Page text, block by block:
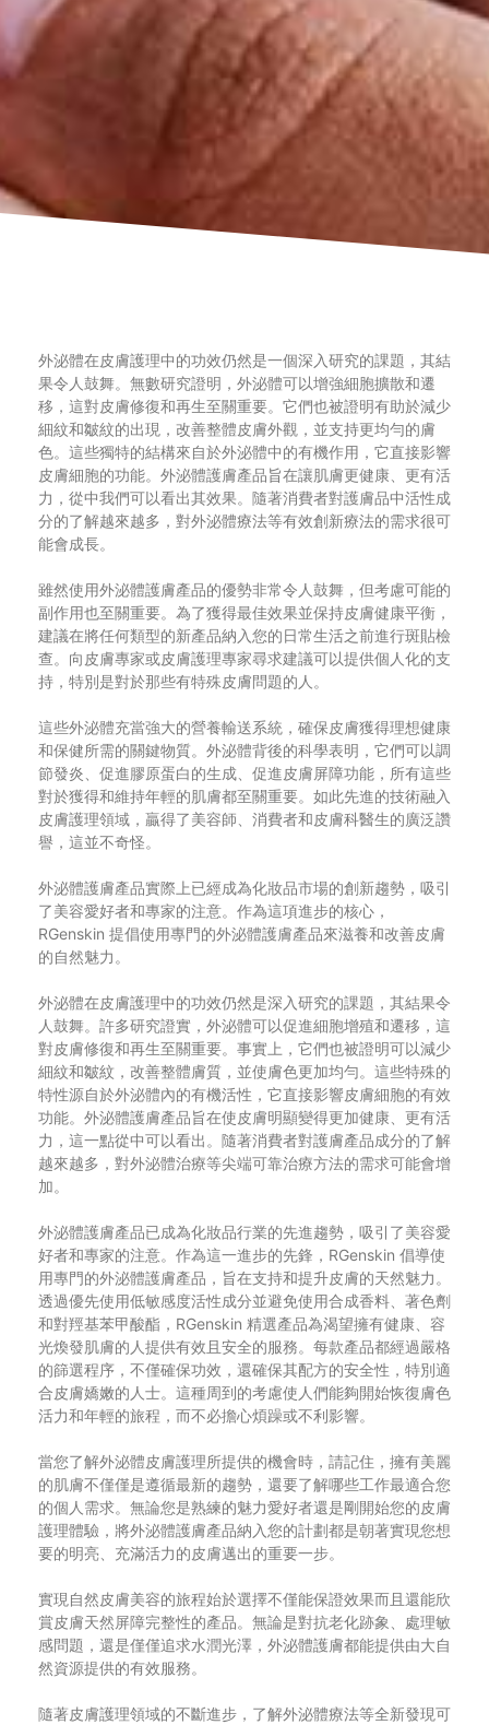
外泌體在皮膚護理中的功效仍然是一個深入研究的課題，其結
果令人鼓舞。無數研究證明，外泌體可以增強細胞擴散和遷
移，這對皮膚修復和再生至關重要。它們也被證明有助於減少
細紋和皺紋的出現，改善整體皮膚外觀，並支持更均勻的膚
色。這些獨特的結構來自於外泌體中的有機作用，它直接影響
皮膚細胞的功能。外泌體護膚產品旨在讓肌膚更健康、更有活
力，從中我們可以看出其效果。隨著消費者對護膚品中活性成
分的了解越來越多，對外泌體療法等有效創新療法的需求很可
能會成長。
雖然使用外泌體護膚產品的優勢非常令人鼓舞，但考慮可能的
副作用也至關重要。為了獲得最佳效果並保持皮膚健康平衡，
建議在將任何類型的新產品納入您的日常生活之前進行斑貼檢
查。向皮膚專家或皮膚護理專家尋求建議可以提供個人化的支
持，特別是對於那些有特殊皮膚問題的人。
這些外泌體充當強大的營養輸送系統，確保皮膚獲得理想健康
和保健所需的關鍵物質。外泌體背後的科學表明，它們可以調
節發炎、促進膠原蛋白的生成、促進皮膚屏障功能，所有這些
對於獲得和維持年輕的肌膚都至關重要。如此先進的技術融入
皮膚護理領域，贏得了美容師、消費者和皮膚科醫生的廣泛讚
譽，這並不奇怪。
外泌體護膚產品實際上已經成為化妝品市場的創新趨勢，吸引
了美容愛好者和專家的注意。作為這項進步的核心，
RGenskin 提倡使用專門的外泌體護膚產品來滋養和改善皮膚
的自然魅力。
外泌體在皮膚護理中的功效仍然是深入研究的課題，其結果令
人鼓舞。許多研究證實，外泌體可以促進細胞增殖和遷移，這
對皮膚修復和再生至關重要。事實上，它們也被證明可以減少
細紋和皺紋，改善整體膚質，並使膚色更加均勻。這些特殊的
特性源自於外泌體內的有機活性，它直接影響皮膚細胞的有效
功能。外泌體護膚產品旨在使皮膚明顯變得更加健康、更有活
力，這一點從中可以看出。隨著消費者對護膚產品成分的了解
越來越多，對外泌體治療等尖端可靠治療方法的需求可能會增
加。
外泌體護膚產品已成為化妝品行業的先進趨勢，吸引了美容愛
好者和專家的注意。作為這一進步的先鋒，RGenskin 倡導使
用專門的外泌體護膚產品，旨在支持和提升皮膚的天然魅力。
透過優先使用低敏感度活性成分並避免使用合成香料、著色劑
和對羥基苯甲酸酯，RGenskin 精選產品為渴望擁有健康、容
光煥發肌膚的人提供有效且安全的服務。每款產品都經過嚴格
的篩選程序，不僅確保功效，還確保其配方的安全性，特別適
合皮膚嬌嫩的人士。這種周到的考慮使人們能夠開始恢復膚色
活力和年輕的旅程，而不必擔心煩躁或不利影響。
當您了解外泌體皮膚護理所提供的機會時，請記住，擁有美麗
的肌膚不僅僅是遵循最新的趨勢，還要了解哪些工作最適合您
的個人需求。無論您是熟練的魅力愛好者還是剛開始您的皮膚
護理體驗，將外泌體護膚產品納入您的計劃都是朝著實現您想
要的明亮、充滿活力的皮膚邁出的重要一步。
實現自然皮膚美容的旅程始於選擇不僅能保證效果而且還能欣
賞皮膚天然屏障完整性的產品。無論是對抗老化跡象、處理敏
感問題，還是僅僅追求水潤光澤，外泌體護膚都能提供由大自
然資源提供的有效服務。
隨著皮膚護理領域的不斷進步，了解外泌體療法等全新發現可